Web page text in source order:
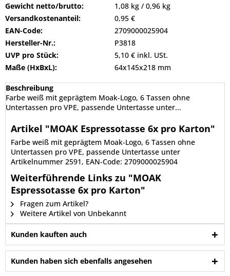
Gewicht netto/brutto:
1,08 kg / 0,96 kg
Versandkostenanteil:
0,95 €
EAN-Code:
2709000025904
Hersteller-Nr.:
P3818
UVP pro Stück:
5,10 € inkl. USt.
Maße (HxBxL):
64x145x218 mm
Beschreibung
Farbe weiß mit geprägtem Moak-Logo, 6 Tassen ohne
Untertassen pro VPE, passende Untertasse unter...
Artikel "MOAK Espressotasse 6x pro Karton"
Farbe weiß mit geprägtem Moak-Logo, 6 Tassen ohne
Untertassen pro VPE, passende Untertasse unter
Artikelnummer 2591, EAN-Code: 2709000025904
Weiterführende Links zu "MOAK
Espressotasse 6x pro Karton"
Fragen zum Artikel?
Weitere Artikel von Unbekannt
Kunden kauften auch
Kunden haben sich ebenfalls angesehen